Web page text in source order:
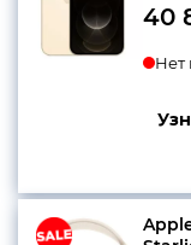
40
Нет